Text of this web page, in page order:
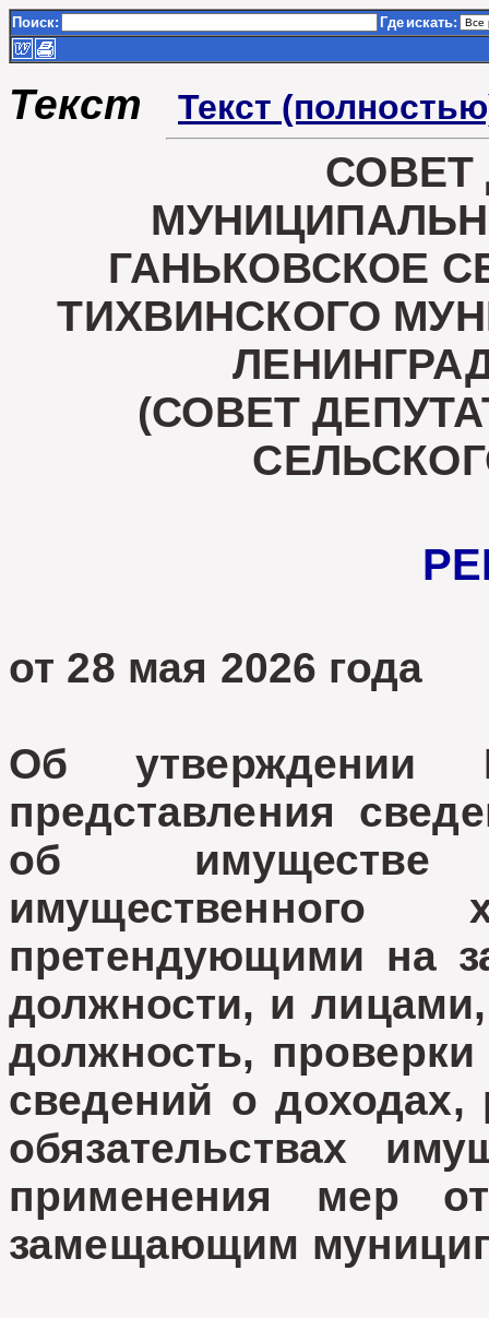
Поиск: Где искать:
Текст Текст
СОВЕТ
ГАНЬКОВСКОЕ
ТИХВИНСКОГО
(СОВЕТ
от 28 мая
Об утверждении
представления
об имуществе
имущественного
претендующими на
должности, и
должность,
сведений о
обязательствах
применения мер
замещающим